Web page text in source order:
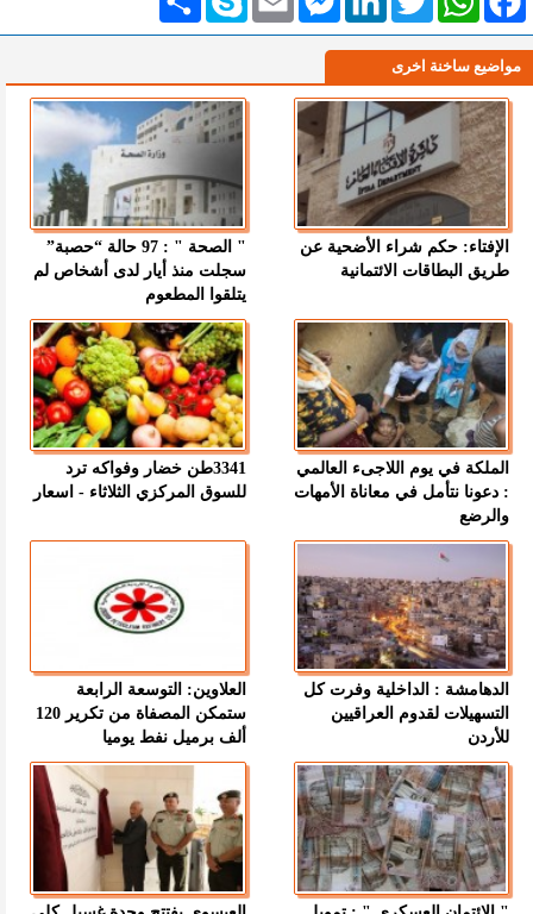
مواضيع ساخنة اخرى
الإفتاء: حكم شراء الأضحية عن
طريق البطاقات الائتمانية
" الصحة " : 97 حالة “حصبة”
سجلت منذ أيار لدى أشخاص لم
يتلقوا المطعوم
الملكة في يوم اللاجىء العالمي
: دعونا نتأمل في معاناة الأمهات
والرضع
3341طن خضار وفواكه ترد
للسوق المركزي الثلاثاء - اسعار
الدهامشة : الداخلية وفرت كل
التسهيلات لقدوم العراقيين
للأردن
العلاوين: التوسعة الرابعة
ستمكن المصفاة من تكرير 120
ألف برميل نفط يوميا